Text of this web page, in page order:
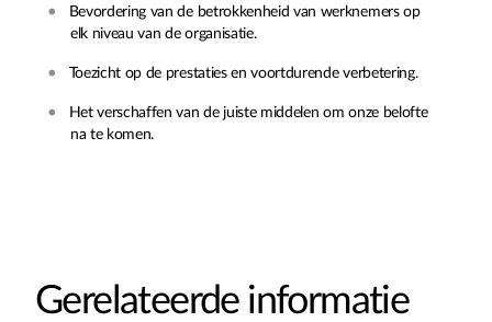
Bevordering van de betrokkenheid van werknemers op
elk niveau van de organisatie.
Toezicht op de prestaties en voortdurende verbetering.
Het verschaffen van de juiste middelen om onze belofte
na te komen.
Gerelateerde informatie